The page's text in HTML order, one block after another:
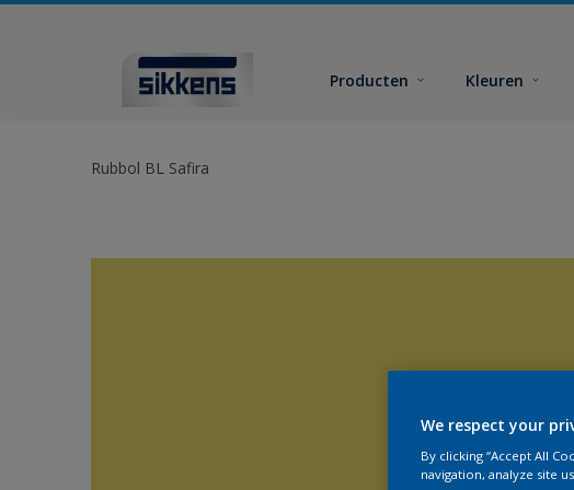
Producten Kleuren
Rubbol BL Safira
We respect your
By clicking “Accept All
navigation, analyze site